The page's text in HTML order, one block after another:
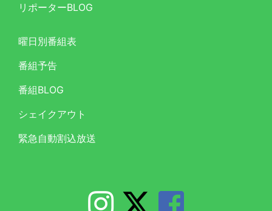
リポーターBLOG
曜日別番組表
番組予告
番組BLOG
シェイクアウト
緊急自動割込放送